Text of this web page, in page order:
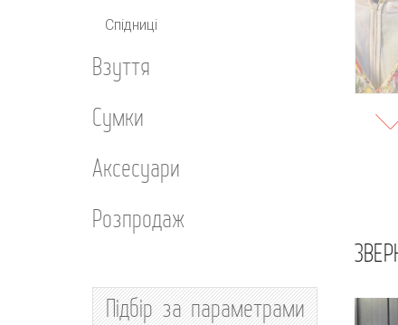
Спідниці
Взуття
Сумки
Аксесуари
Розпродаж
Підбірза параметрами